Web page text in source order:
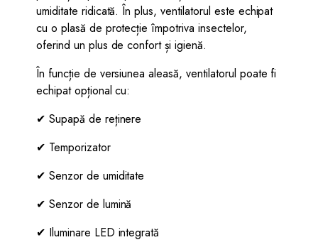
umiditate ridicată. În plus, ventilatorul este echipat
cu o plasă de protecție împotriva insectelor,
oferind un plus de confort și igienă.
În funcție de versiunea aleasă, ventilatorul poate fi
echipat opțional cu:
✔ Supapă de reținere
✔ Temporizator
✔ Senzor de umiditate
✔ Senzor de lumină
✔ Iluminare LED integrată